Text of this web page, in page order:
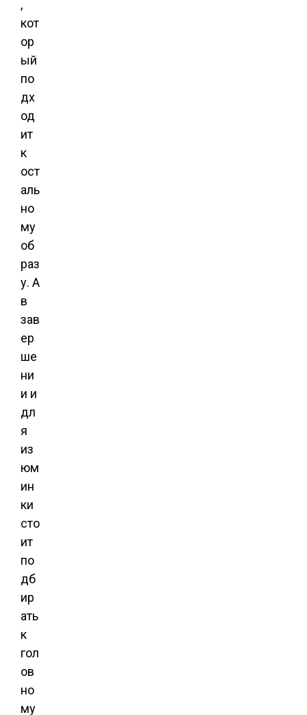
,
кот
ор
ый
по
дх
од
ит
к
ост
аль
но
му
об
раз
у. А
в
зав
ер
ше
ни
и и
дл
я
из
юм
ин
ки
сто
ит
по
дб
ир
ать
к
гол
ов
но
му